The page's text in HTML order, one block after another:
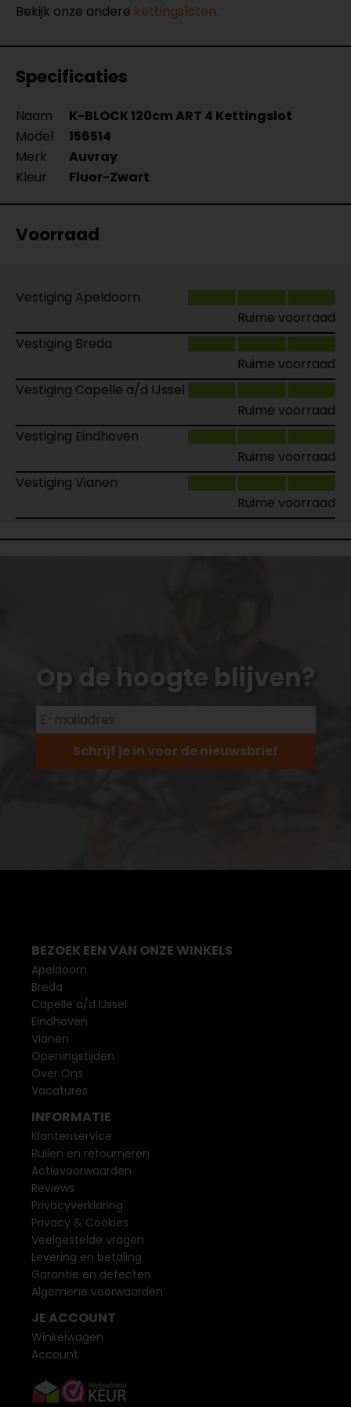
Bekijk onze andere kettingsloten.
Specificaties
Naam
K-BLOCK 120cm ART 4 Kettingslot
Model
156514
Merk
Auvray
Kleur
Fluor-Zwart
Voorraad
Vestiging Apeldoorn
Ruime voorraad
Vestiging Breda
Ruime voorraad
Vestiging Capelle a/d IJssel
Ruime voorraad
Vestiging Eindhoven
Ruime voorraad
Vestiging Vianen
Ruime voorraad
Op de hoogte blijven?
Schrijf je in voor de nieuwsbrief
BEZOEK EEN VAN ONZE WINKELS
Apeldoorn
Breda
Capelle a/d IJssel
Eindhoven
Vianen
Openingstijden
Over Ons
Vacatures
INFORMATIE
Klantenservice
Ruilen en retourneren
Actievoorwaarden
Reviews
Privacyverklaring
Privacy & Cookies
Veelgestelde vragen
Levering en betaling
Garantie en defecten
Algemene voorwaarden
JE ACCOUNT
Winkelwagen
Account